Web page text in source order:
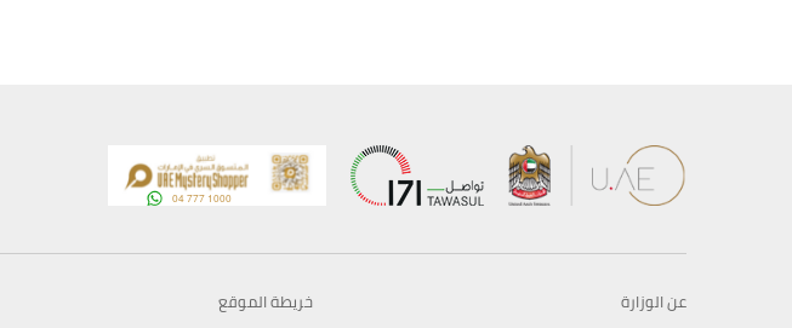
عن الوزارة
خريطة الموقع